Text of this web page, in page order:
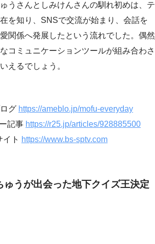
うさんとしみけんさんの馴れ初めは、テ
を知り、SNSで交流が始まり、会話を
関係へ発展したという流れでした。偶然
コミュニケーションツールが組み合わさ
えるでしょう。
グ https://ameblo.jp/mofu-everyday
記事 https://r25.jp/articles/928885500
イト https://www.bs-sptv.com
ゅうが出会った地下クイズ王決定